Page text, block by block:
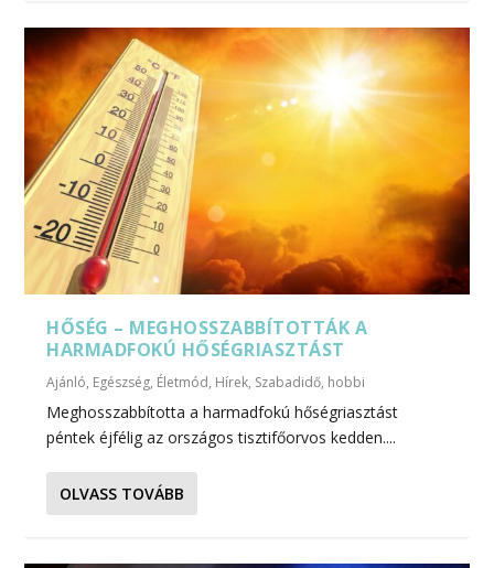
HŐSÉG – MEGHOSSZABBÍTOTTÁK A
HARMADFOKÚ HŐSÉGRIASZTÁST
Ajánló, Egészség, Életmód, Hírek, Szabadidő, hobbi
Meghosszabbította a harmadfokú hőségriasztást
péntek éjfélig az országos tisztifőorvos kedden....
OLVASS TOVÁBB